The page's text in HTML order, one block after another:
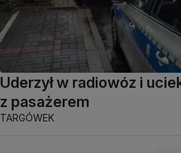
Uderzył w radiowóz i
z pasażerem
TARGÓWEK